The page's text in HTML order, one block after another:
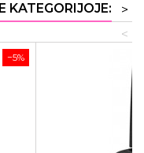
KATEGORIJOJE:
>
<
−5%